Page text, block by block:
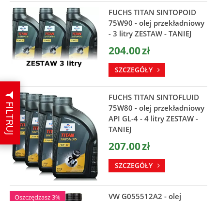
FILTRUJ
FUCHS TITAN SINTOPOID
75W90 - olej przekładniowy
- 3 litry ZESTAW - TANIEJ
204.00zł
SZCZEGÓŁY
FUCHS TITAN SINTOFLUID
75W80 - olej przekładniowy
API GL-4 - 4 litry ZESTAW -
TANIEJ
207.00zł
SZCZEGÓŁY
Oszczędzasz 3% VW G055512A2 - olej